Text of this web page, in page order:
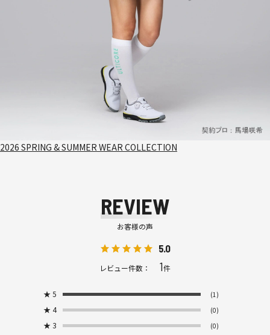
2026 SPRING & SUMMER WEAR COLLECTION
REVIEW
お客様の声
5.0
レビュー件数： 1件
★ 5 (1)
★ 4 (0)
★ 3 (0)